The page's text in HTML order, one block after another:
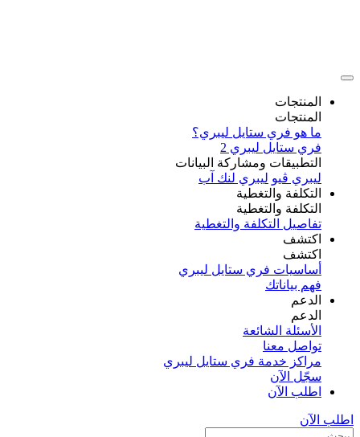
المنتجات
المنتجات
ما هو فري ستايل ليبري؟
فري ستايل ليبري 2
التطبيقات ومشاركة البيانات
ليبري ڤيو ليبري لنك آب
التكلفة والتغطية
التكلفة والتغطية
تفاصيل التكلفة والتغطية
اكتشف​
اكتشف​
أساسيات فري ستايل ليبري
فهم بياناتك
الدعم
الدعم
الأسئلة الشائعة
تواصل معنا
مراكز خدمة فري ستايل ليبري
سجّل الآن​
اطلب الآن
اطلب الآن